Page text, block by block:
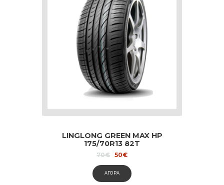
LINGLONG GREEN MAX HP
175/70R13 82T
70€
Original
was:
70€.
50€Current
is:
50€.
ΑΓΟΡΑ